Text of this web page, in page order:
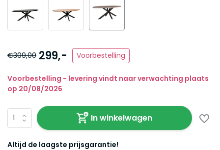
€309,00 299,- Voorbestelling
Voorbestelling - levering vindt naar verwachting plaats
op 20/08/2026
In winkelwagen
Altijd de laagste prijsgarantie!